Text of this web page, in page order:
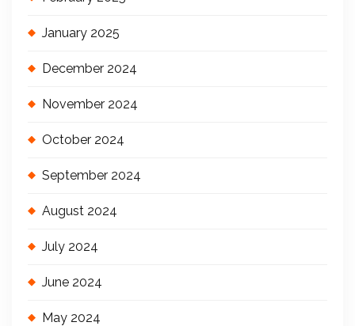
January 2025
December 2024
November 2024
October 2024
September 2024
August 2024
July 2024
June 2024
May 2024